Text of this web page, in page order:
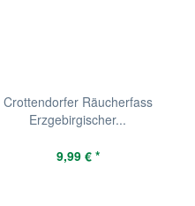
Crottendorfer Räucherfass
Erzgebirgischer...
9,99 € *